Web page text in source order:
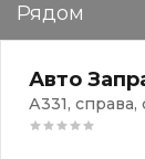
Рядом
Авто
А331, справа,